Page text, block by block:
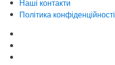
Наші контакти
Політика конфіденційності